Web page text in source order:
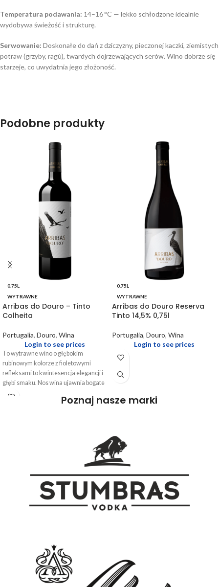
Temperatura podawania: 14–16 °C — lekko schłodzone idealnie
wydobywa świeżość i strukturę.
Serwowanie: Doskonałe do dań z dziczyzny, pieczonej kaczki, ziemistych
potraw (grzyby, ragù), twardych dojrzewających serów. Wino dobrze się
starzeje, co uwydatnia jego złożoność.
Podobne produkty
0.75L
WYTRAWNE
Arribas do Douro – Tinto
Colheita
Portugalia, Douro, Wina
Login to see prices
To wytrawne wino o głębokim
rubinowym kolorze z fioletowymi
refleksami to kwintesencja elegancji i
głębi smaku. Nos wina ujawnia bogate
aromaty dojrzałych czarnych owoców,
takich jak czarna porzeczka i śliwka,
zbudowane, z intensywnym smakiem
owoców i delikatnymi taninami, które
owocowe i pikantne zakończenie
podkreśla jego charakter i trwałość.
Jest to doskonały wybór do dań
mięsnych, takich jak steki, pieczeń czy
Serwowane w temperaturze 16-18 °C,
pozwala w pełni docenić jego
złożoność i harmonię smaków.
0.75L
WYTRAWNE
Arribas do Douro Reserva
Tinto 14,5% 0,75l
Portugalia, Douro, Wina
Login to see prices
Poznaj nasze marki